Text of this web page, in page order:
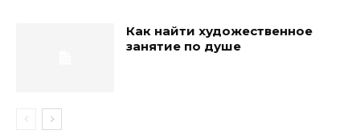
Как найти художественное
занятие по душе